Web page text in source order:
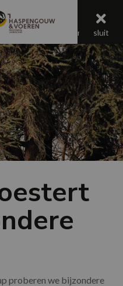
menu
menusluit
proberen we bijzondere